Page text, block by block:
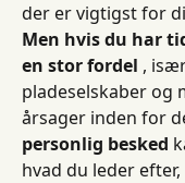
der er vigtigst for
Men hvis du har
en stor fordel ,
pladeselskaber og
årsager inden for
personlig besked
hvad du leder